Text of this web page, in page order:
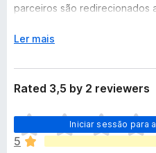
parceiros são redirecionados
você garante que não vai
Compre nas Americanas,
Frio, Fast Shop, Centauro e
Livelo para cada Real gasto
E
p
a
n
r
Ler mais
Rated 3,5 by 2 reviewers
Iniciar sessão para
N
ã
o
5